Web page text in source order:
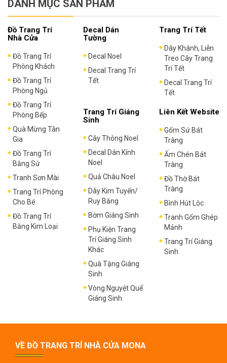
DANH MỤC SẢN PHẨM
Đồ Trang Trí
Nhà Cửa
Đồ Trang Trí
Phòng Khách
Đồ Trang Trí
Phòng Ngủ
Đồ Trang Trí
Phòng Bếp
Quà Mừng Tân
Gia
Đồ Trang Trí
Bằng Sứ
Tranh Sơn Mài
Trang Trí Phòng
Cho Bé
Đồ Trang Trí
Bằng Kim Loại
Decal Dán
Tường
Decal Noel
Decal Trang Trí
Tết
Trang Trí Tết
Dây Khánh, Liễn
Treo Cây Trang
Trí Tết
Decal Trang Trí
Tết
Trang Trí Giáng
Sinh
Cây Thông Noel
Decal Dán Kính
Noel
Quả Châu Noel
Dây Kim Tuyến/
Ruy Băng
Bờm Giáng Sinh
Phụ Kiện Trang
Trí Giáng Sinh
Khác
Quà Tặng Giáng
Sinh
Vòng Nguyệt Quế
Giáng Sinh
Liên Kết Website
Gốm Sứ Bát
Tràng
Ấm Chén Bát
Tràng
Đồ Thờ Bát
Tràng
Bình Hút Lộc
Tranh Gốm Ghép
Mảnh
Trang Trí Giáng
Sinh
VỀ ĐỒ TRANG TRÍ NHÀ CỬA MONA